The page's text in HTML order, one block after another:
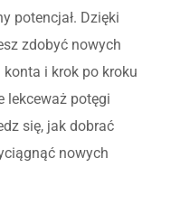
potencjał. Dzięki
zdobyć nowych
i krok po kroku
lekceważ potęgi
się, jak dobrać
nowych